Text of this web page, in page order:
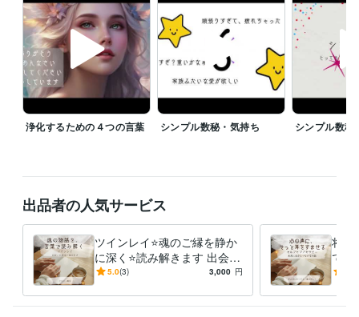
「今、少しだけ話したい」
そんな夜にも、静かにお待ちしています。
ご予約枠について
落ち着いて対話をしたい方のために、
事前予約もお受けしています。
・第1希望
・第3希望
を【00分／30分】単位でお知らせください。
確認後、ご返信いたします。
浄化するための４つの言葉 シンプル数秘・気持ち シンプル数秘
出品者の人気サービス
ツインレイ⭐️魂のご縁を静か
に深く⭐️読み解きます 出会い
の意味と魂の学びを、やさし
5.0(3) 3,000 円
将来
で思
理に
す。